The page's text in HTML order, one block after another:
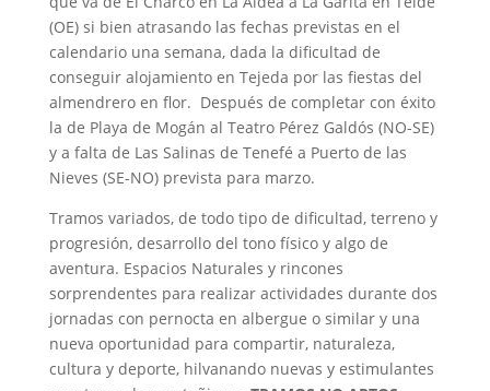
(OE) si bien atrasando las fechas previstas en el
calendario una semana, dada la dificultad de
conseguir alojamiento en Tejeda por las fiestas del
almendrero en flor. Después de completar con éxito
la de Playa de Mogán al Teatro Pérez Galdós (NO-SE)
y a falta de Las Salinas de Tenefé a Puerto de las
Nieves (SE-NO) prevista para marzo.
Tramos variados, de todo tipo de dificultad, terreno y
progresión, desarrollo del tono físico y algo de
aventura. Espacios Naturales y rincones
sorprendentes para realizar actividades durante dos
jornadas con pernocta en albergue o similar y una
nueva oportunidad para compartir, naturaleza,
cultura y deporte, hilvanando nuevas y estimulantes